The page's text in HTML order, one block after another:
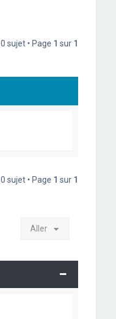
0 sujet • Page 1 sur 1
0 sujet • Page 1 sur 1
Aller